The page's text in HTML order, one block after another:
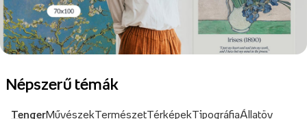
Népszerű témák
TengerMűvészekTermészetTérképekTipográfiaÁllatöv